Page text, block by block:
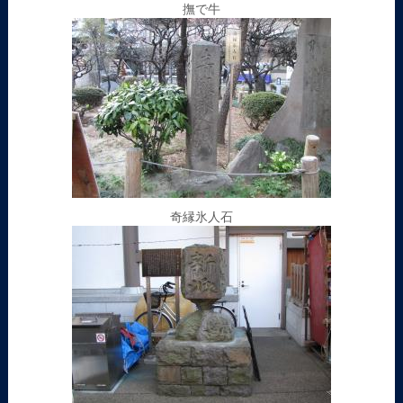
撫で牛
奇縁氷人石